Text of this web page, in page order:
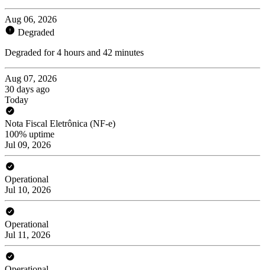
Aug 06, 2026
Degraded
Degraded for 4 hours and 42 minutes
Aug 07, 2026
30 days ago
Today
Nota Fiscal Eletrônica (NF-e)
100% uptime
Jul 09, 2026
Operational
Jul 10, 2026
Operational
Jul 11, 2026